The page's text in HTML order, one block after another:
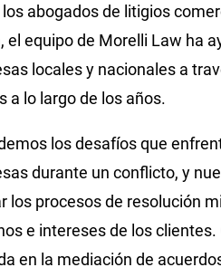
abogados de litigios
el equipo de Morelli Law ha
locales y nacionales a
a lo largo de los años.
los desafíos que
durante un conflicto, y
los procesos de resolución
e intereses de los
en la mediación de